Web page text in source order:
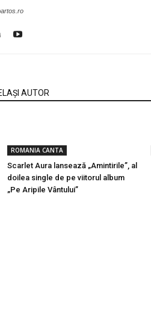
AUTOR
ROMANIA CANTA
Scarlet Aura lansează „Amintirile”, al
doilea single de pe viitorul album
„Pe Aripile Vântului”